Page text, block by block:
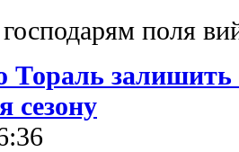
поля
Тораль залишить
сезону